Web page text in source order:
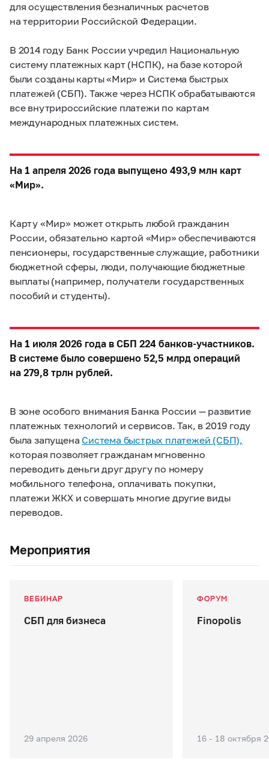
для осуществления безналичных расчетов
на территории Российской Федерации.
В 2014 году Банк России учредил Национальную
систему платежных карт (НСПК), на базе которой
были созданы карты «Мир» и Система быстрых
платежей (СБП). Также через НСПК обрабатываются
все внутрироссийские платежи по картам
международных платежных систем.
На 1 апреля 2026 года выпущено 493,9 млн карт
«Мир».
Карту «Мир» может открыть любой гражданин
России, обязательно картой «Мир» обеспечиваются
пенсионеры, государственные служащие, работники
бюджетной сферы, люди, получающие бюджетные
выплаты (например, получатели государственных
пособий и студенты).
На 1 июля 2026 года в СБП 224 банков-участников.
В системе было совершено 52,5 млрд операций
на 279,8 трлн рублей.
В зоне особого внимания Банка России — развитие
платежных технологий и сервисов. Так, в 2019 году
была запущена Система быстрых платежей (СБП),
которая позволяет гражданам мгновенно
переводить деньги друг другу по номеру
мобильного телефона, оплачивать покупки,
платежи ЖКХ и совершать многие другие виды
переводов.
Мероприятия
ВЕБИНАР
СБП для бизнеса
29 апреля 2026
ФОРУМ
Finopolis
16 - 18 октября